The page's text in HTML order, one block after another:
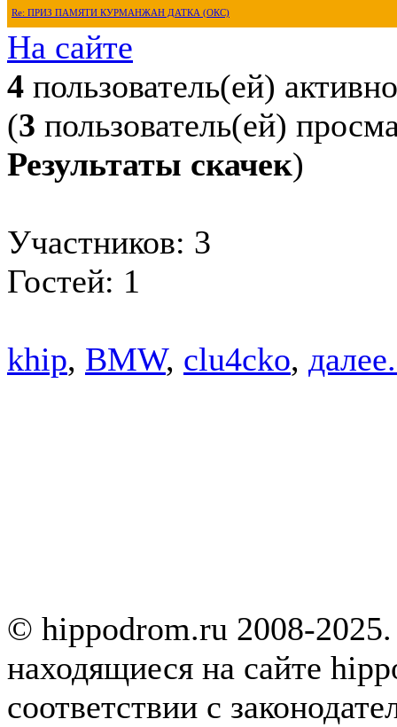
Re: ПРИЗ ПАМЯТИ КУРМАНЖАН ДАТКА (ОКС)
На сайте
4 пользователь(ей) активно
(3 пользователь(ей)
Результаты скачек)
Участников: 3
Гостей: 1
khip, BMW, clu4cko,
© hippodrom.ru 2008-
находящиеся на сайте
соответствии с